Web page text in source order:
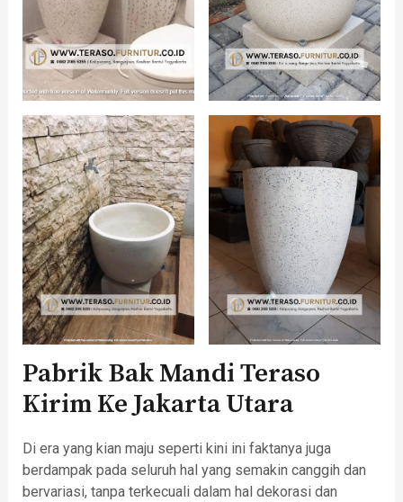
Pabrik Bak Mandi Teraso
Kirim Ke Jakarta Utara
Di era yang kian maju seperti kini ini faktanya juga
berdampak pada seluruh hal yang semakin canggih dan
bervariasi, tanpa terkecuali dalam hal dekorasi dan